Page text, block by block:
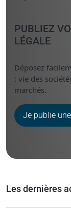
PUBLIEZ
LÉGALE
Déposez
: vie des
marchés.
Je publie
Les dernières